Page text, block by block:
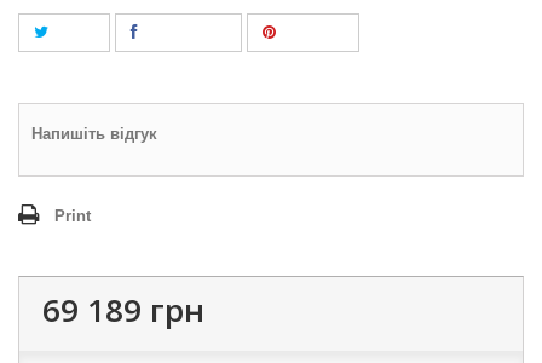
Напишіть відгук
Print
69 189 грн